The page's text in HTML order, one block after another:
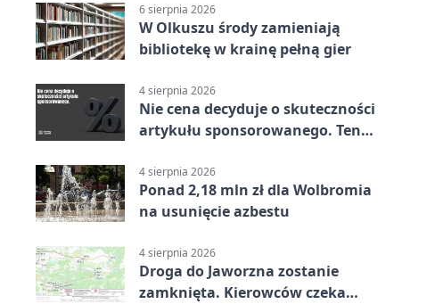
6 sierpnia 2026
W Olkuszu środy zamieniają
bibliotekę w krainę pełną gier
4 sierpnia 2026
Nie cena decyduje o skuteczności
artykułu sponsorowanego. Ten
4 sierpnia 2026
Ponad 2,18 mln zł dla Wolbromia
na usunięcie azbestu
4 sierpnia 2026
Droga do Jaworzna zostanie
zamknięta. Kierowców czeka